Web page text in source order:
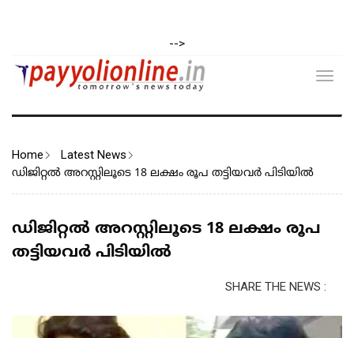
-->
Home Latest News
ഡിജിറ്റൽ അറസ്റ്റിലൂടെ 18 ലക്ഷം രൂപ തട്ടിയവർ പിടിയിൽ
ഡിജിറ്റൽ അറസ്റ്റിലൂടെ 18 ലക്ഷം രൂപ
തട്ടിയവർ പിടിയിൽ
SHARE THE NEWS :